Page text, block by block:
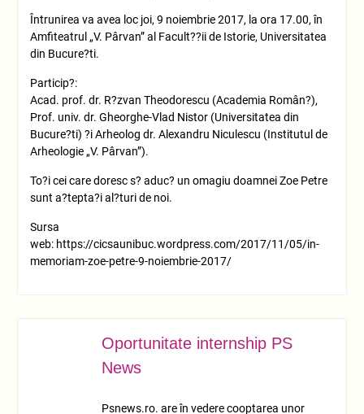
Întrunirea va avea loc joi, 9 noiembrie 2017, la ora 17.00, în
Amfiteatrul „V. Pârvan” al Facult??ii de Istorie, Universitatea
din Bucure?ti.
Particip?:
Acad. prof. dr. R?zvan Theodorescu (Academia Român?),
Prof. univ. dr. Gheorghe-Vlad Nistor (Universitatea din
Bucure?ti) ?i Arheolog dr. Alexandru Niculescu (Institutul de
Arheologie „V. Pârvan”).
To?i cei care doresc s? aduc? un omagiu doamnei Zoe Petre
sunt a?tepta?i al?turi de noi.
Sursa
web: https://cicsaunibuc.wordpress.com/2017/11/05/in-
memoriam-zoe-petre-9-noiembrie-2017/
Oportunitate internship PS
News
Psnews.ro. are în vedere cooptarea unor